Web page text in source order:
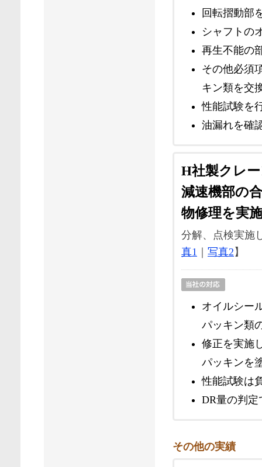
回転摺動部
シャフトの
再生不能の
その他必須
キン類を交
性能試験を
油漏れを確
H社製クレ
減速機部の
物修理を実施
分解、点検実施
真1
写真2 】
オイルシー
パッキン類
修正を実施
パッキンを
性能試験は
DR量の判
その他の実績